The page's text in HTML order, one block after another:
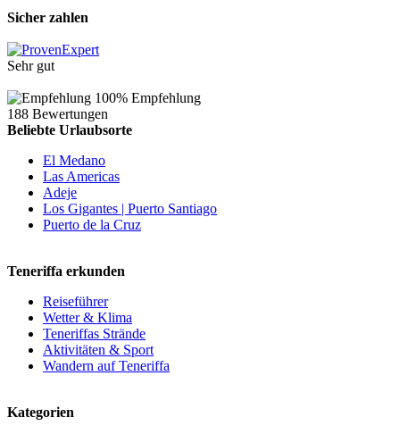
Sicher zahlen
Sehr gut
100% Empfehlung
188 Bewertungen
Beliebte Urlaubsorte
El Medano
Las Americas
Adeje
Los Gigantes | Puerto Santiago
Puerto de la Cruz
Teneriffa erkunden
Reiseführer
Wetter & Klima
Teneriffas Strände
Aktivitäten & Sport
Wandern auf Teneriffa
Kategorien